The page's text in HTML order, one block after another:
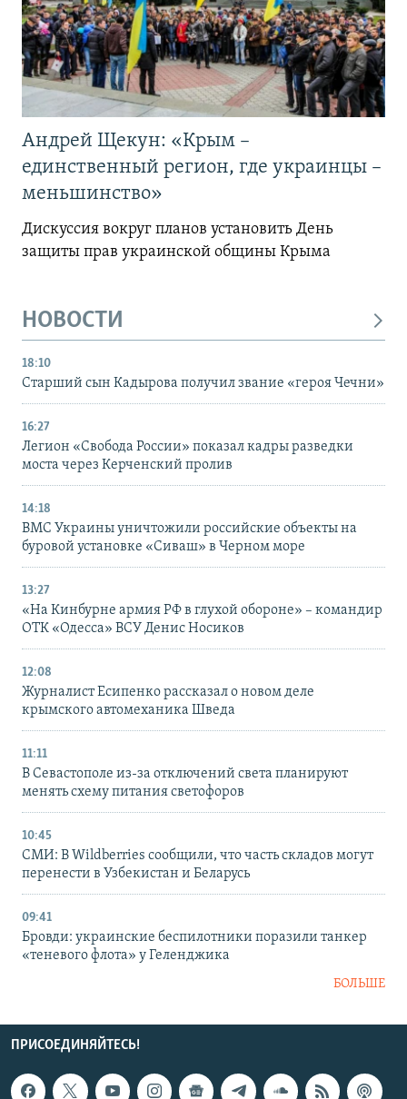
Андрей Щекун: «Крым –
единственный регион, где украинцы –
меньшинство»
Дискуссия вокруг планов установить День
защиты прав украинской общины Крыма
НОВОСТИ
18:10
Старший сын Кадырова получил звание «героя Чечни»
16:27
Легион «Свобода России» показал кадры разведки
моста через Керченский пролив
14:18
ВМС Украины уничтожили российские объекты на
буровой установке «Сиваш» в Черном море
13:27
«На Кинбурне армия РФ в глухой обороне» – командир
ОТК «Одесса» ВСУ Денис Носиков
12:08
Журналист Есипенко рассказал о новом деле
крымского автомеханика Шведа
11:11
В Севастополе из-за отключений света планируют
менять схему питания светофоров
10:45
СМИ: В Wildberries сообщили, что часть складов могут
перенести в Узбекистан и Беларусь
09:41
Бровди: украинские беспилотники поразили танкер
«теневого флота» у Геленджика
БОЛЬШЕ
ПРИСОЕДИНЯЙТЕСЬ!